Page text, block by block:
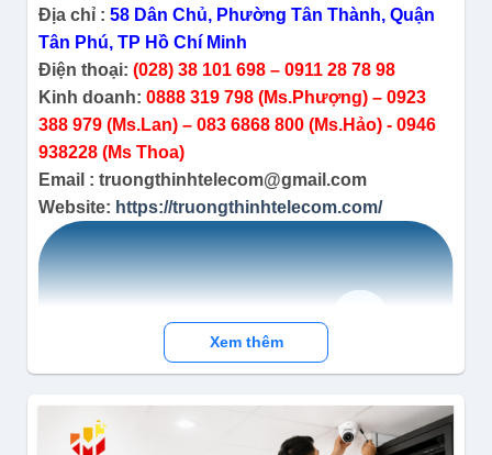
Địa chỉ : 58 Dân Chủ, Phường Tân Thành, Quận
Tân Phú, TP Hồ Chí Minh
Điện thoại: (028) 38 101 698 – 0911 28 78 98
Kinh doanh: 0888 319 798 (Ms.Phượng) – 0923
388 979 (Ms.Lan) – 083 6868 800 (Ms.Hảo) - 0946
938228 (Ms Thoa)
Email : truongthinhtelecom@gmail.com
Website: https://truongthinhtelecom.com/
Xem thêm